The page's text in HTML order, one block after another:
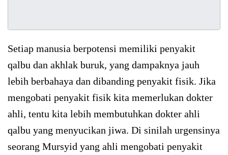
Setiap manusia berpotensi memiliki penyakit
qalbu dan akhlak buruk, yang dampaknya jauh
lebih berbahaya dan dibanding penyakit fisik. Jika
mengobati penyakit fisik kita memerlukan dokter
ahli, tentu kita lebih membutuhkan dokter ahli
qalbu yang menyucikan jiwa. Di sinilah urgensinya
seorang Mursyid yang ahli mengobati penyakit